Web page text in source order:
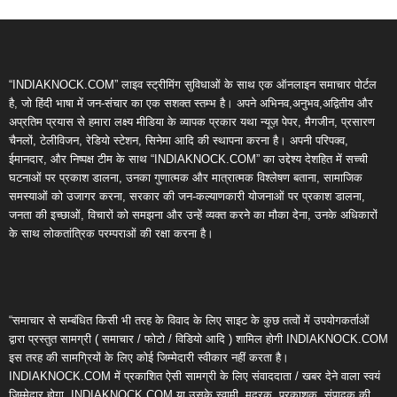
“INDIAKNOCK.COM” लाइव स्ट्रीमिंग सुविधाओं के साथ एक ऑनलाइन समाचार पोर्टल
है, जो हिंदी भाषा में जन-संचार का एक सशक्त स्तम्भ है। अपने अभिनव,अनुभव,अद्वितीय और
अप्रतिम प्रयास से हमारा लक्ष्य मीडिया के व्यापक प्रकार यथा न्यूज़ पेपर, मैगजीन, प्रसारण
चैनलों, टेलीविजन, रेडियो स्टेशन, सिनेमा आदि की स्थापना करना है। अपनी परिपक्व,
ईमानदार, और निष्पक्ष टीम के साथ “INDIAKNOCK.COM” का उद्देश्य देशहित में सच्ची
घटनाओं पर प्रकाश डालना, उनका गुणात्मक और मात्रात्मक विश्लेषण बताना, सामाजिक
समस्याओं को उजागर करना, सरकार की जन-कल्याणकारी योजनाओं पर प्रकाश डालना,
जनता की इच्छाओं, विचारों को समझना और उन्हें व्यक्त करने का मौका देना, उनके अधिकारों
के साथ लोकतांत्रिक परम्पराओं की रक्षा करना है।
“समाचार से सम्बंधित किसी भी तरह के विवाद के लिए साइट के कुछ तत्वों में उपयोगकर्ताओं
द्वारा प्रस्तुत सामग्री ( समाचार / फोटो / विडियो आदि ) शामिल होगी INDIAKNOCK.COM
इस तरह की सामग्रियों के लिए कोई जिम्मेदारी स्वीकार नहीं करता है।
INDIAKNOCK.COM में प्रकाशित ऐसी सामग्री के लिए संवाददाता / खबर देने वाला स्वयं